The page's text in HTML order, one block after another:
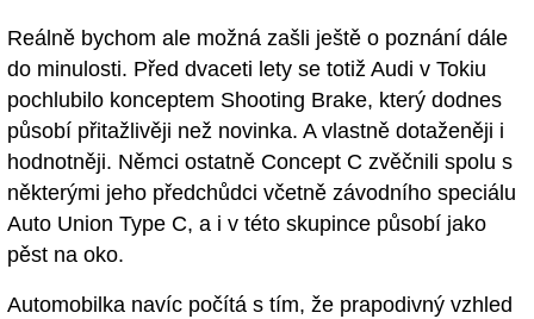
Reálně bychom ale možná zašli ještě o poznání dále
do minulosti. Před dvaceti lety se totiž Audi v Tokiu
pochlubilo konceptem Shooting Brake, který dodnes
působí přitažlivěji než novinka. A vlastně dotaženěji i
hodnotněji. Němci ostatně Concept C zvěčnili spolu s
některými jeho předchůdci včetně závodního speciálu
Auto Union Type C, a i v této skupince působí jako
pěst na oko.
Automobilka navíc počítá s tím, že prapodivný vzhled